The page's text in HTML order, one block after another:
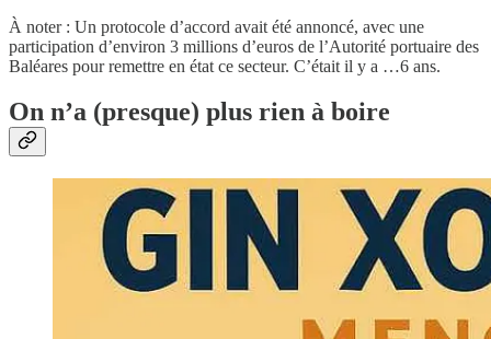
À noter : Un protocole d’accord avait été annoncé, avec une
participation d’environ 3 millions d’euros de l’Autorité portuaire des
Baléares pour remettre en état ce secteur. C’était il y a …6 ans.
On n’a (presque) plus rien à boire